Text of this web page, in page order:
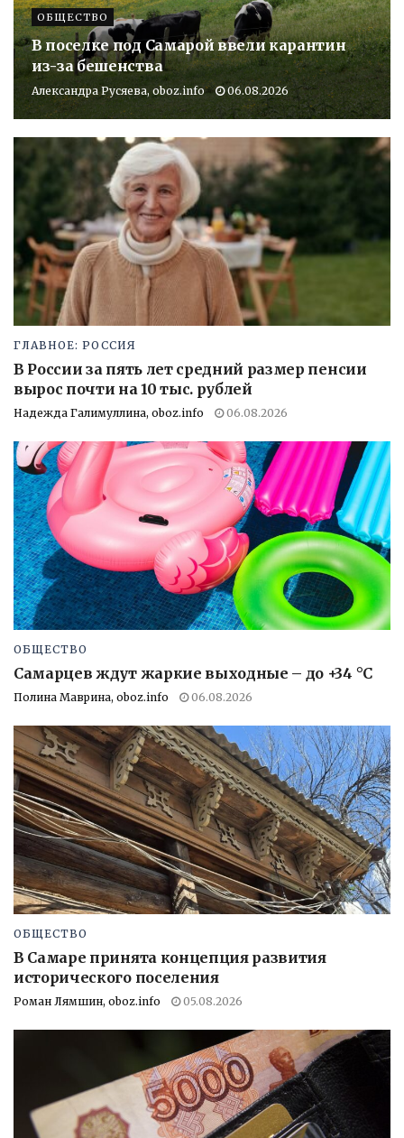
ОБЩЕСТВО
В поселке под Самарой ввели карантин
из-за бешенства
Александра Русяева, oboz.info 06.08.2026
ГЛАВНОЕ: РОССИЯ
В России за пять лет средний размер пенсии
вырос почти на 10 тыс. рублей
Надежда Галимуллина, oboz.info 06.08.2026
ОБЩЕСТВО
Самарцев ждут жаркие выходные – до +34 °C
Полина Маврина, oboz.info 06.08.2026
ОБЩЕСТВО
В Самаре принята концепция развития
исторического поселения
Роман Лямшин, oboz.info 05.08.2026